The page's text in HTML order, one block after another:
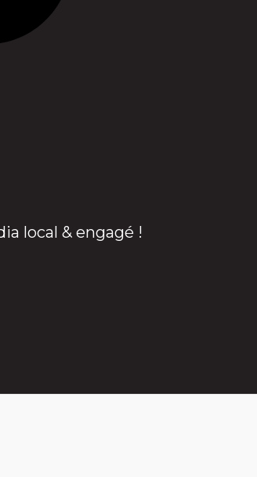
local & engagé !